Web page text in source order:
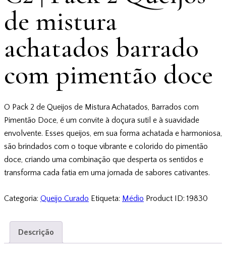
de mistura
achatados barrado
com pimentão doce
O Pack 2 de Queijos de Mistura Achatados, Barrados com
Pimentão Doce, é um convite à doçura sutil e à suavidade
envolvente. Esses queijos, em sua forma achatada e harmoniosa,
são brindados com o toque vibrante e colorido do pimentão
doce, criando uma combinação que desperta os sentidos e
transforma cada fatia em uma jornada de sabores cativantes.
Categoria: Queijo Curado Etiqueta: Médio Product ID: 19830
Descrição